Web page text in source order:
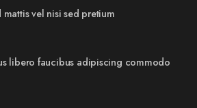
vel nisi sed pretium
libero faucibus adipiscing commodo